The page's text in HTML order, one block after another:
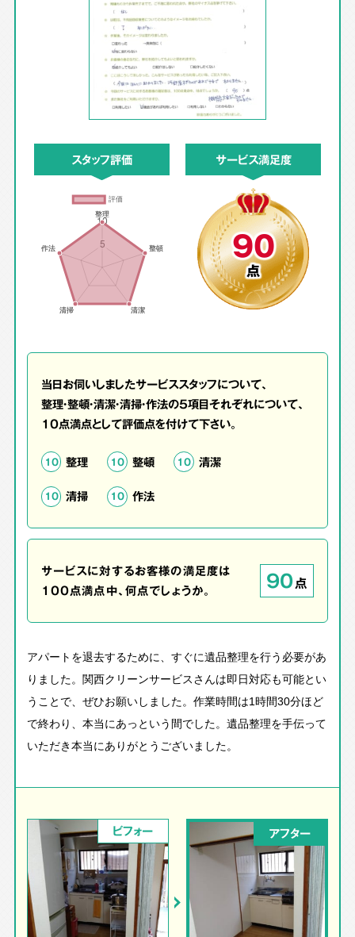
スタッフ評価 サービス満足度
90
点
当日お伺いしましたサービススタッフについて、
整理・整頓・清潔・清掃・作法の5項目それぞれについて、
10点満点として評価点を付けて下さい。
10 整理 10 整頓 10 清潔
10 清掃 10 作法
サービスに対するお客様の満足度は
100点満点中、何点でしょうか。
90点
アパートを退去するために、すぐに遺品整理を行う必要があ
りました。関西クリーンサービスさんは即日対応も可能とい
うことで、ぜひお願いしました。作業時間は1時間30分ほど
で終わり、本当にあっという間でした。遺品整理を手伝って
いただき本当にありがとうございました。
ビフォー アフター